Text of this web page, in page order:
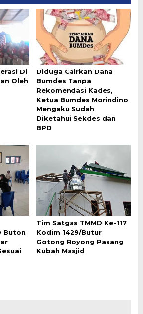
Di
Oleh
Diduga Cairkan Dana
Bumdes Tanpa
Rekomendasi Kades,
Ketua Bumdes Morindino
Mengaku Sudah
Diketahui Sekdes dan
BPD
Buton
Tim Satgas TMMD Ke-117
Kodim 1429/Butur
Gotong Royong Pasang
Kubah Masjid